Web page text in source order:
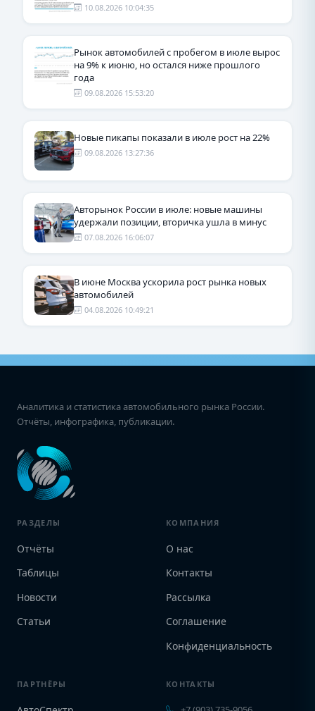
10.08.2026 10:04:35
Рынок автомобилей с пробегом в июле вырос
на 9% к июню, но остался ниже прошлого
года
09.08.2026 15:53:20
Новые пикапы показали в июле рост на 22%
09.08.2026 13:27:36
Авторынок России в июле: новые машины
удержали позиции, вторичка ушла в минус
07.08.2026 16:06:07
В июне Москва ускорила рост рынка новых
автомобилей
04.08.2026 10:49:21
Аналитика и статистика автомобильного рынка России.
Отчёты, инфографика, публикации.
РАЗДЕЛЫ
Отчёты
Таблицы
Новости
Статьи
КОМПАНИЯ
О нас
Контакты
Рассылка
Соглашение
Конфиденциальность
ПАРТНЁРЫ КОНТАКТЫ